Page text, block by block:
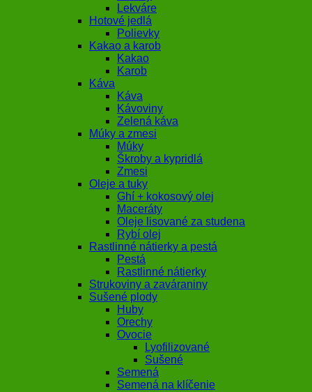
Lekváre
Hotové jedlá
Polievky
Kakao a karob
Kakao
Karob
Káva
Káva
Kávoviny
Zelená káva
Múky a zmesi
Múky
Škroby a kypridlá
Zmesi
Oleje a tuky
Ghí + kokosový olej
Maceráty
Oleje lisované za studena
Rybí olej
Rastlinné nátierky a pestá
Pestá
Rastlinné nátierky
Strukoviny a zaváraniny
Sušené plody
Huby
Orechy
Ovocie
Lyofilizované
Sušené
Semená
Semená na klíčenie